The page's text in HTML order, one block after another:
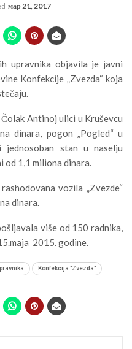
мар 21, 2017
upravnika objavila je javni
Konfekcije „Zvezda“ koja
Antinoj ulici u Kruševcu
dinara, pogon „Pogled“ u
stan u naselju
od 1,1 miliona dinara.
vozila „Zvezde“
dinara.
više od 150 radnika,
2015. godine.
Konfekcija "Zvezda"